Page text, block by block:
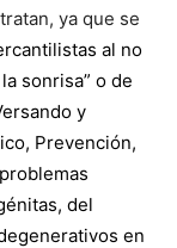
ya que se
al no
sonrisa” o de
y
Prevención,
del
en